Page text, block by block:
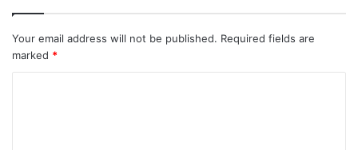
Your email address will not be published. Required fields are
marked *